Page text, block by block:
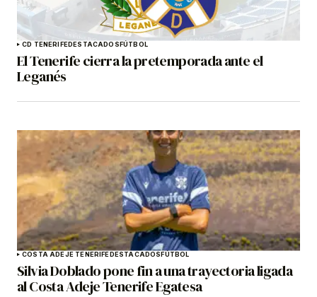
CD TENERIFEDESTACADOSFÚTBOL
El Tenerife cierra la pretemporada ante el
Leganés
COSTA ADEJE TENERIFEDESTACADOSFÚTBOL
Silvia Doblado pone fin a una trayectoria ligada
al Costa Adeje Tenerife Egatesa